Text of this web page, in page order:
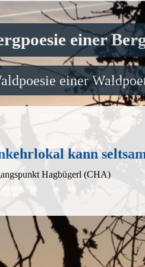
einer
einer
kann
Hagbügerl (CHA)